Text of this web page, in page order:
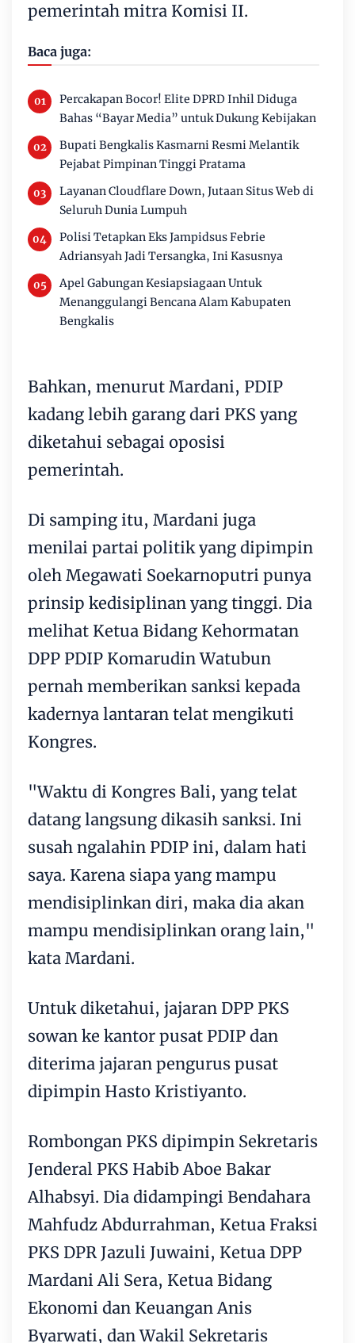
pemerintah mitra Komisi II.
Baca juga:
Percakapan Bocor! Elite DPRD Inhil Diduga
Bahas “Bayar Media” untuk Dukung Kebijakan
Bupati Bengkalis Kasmarni Resmi Melantik
Pejabat Pimpinan Tinggi Pratama
Layanan Cloudflare Down, Jutaan Situs Web di
Seluruh Dunia Lumpuh
Polisi Tetapkan Eks Jampidsus Febrie
Adriansyah Jadi Tersangka, Ini Kasusnya
Apel Gabungan Kesiapsiagaan Untuk
Menanggulangi Bencana Alam Kabupaten
Bengkalis
Bahkan, menurut Mardani, PDIP
kadang lebih garang dari PKS yang
diketahui sebagai oposisi
pemerintah.
Di samping itu, Mardani juga
menilai partai politik yang dipimpin
oleh Megawati Soekarnoputri punya
prinsip kedisiplinan yang tinggi. Dia
melihat Ketua Bidang Kehormatan
DPP PDIP Komarudin Watubun
pernah memberikan sanksi kepada
kadernya lantaran telat mengikuti
Kongres.
"Waktu di Kongres Bali, yang telat
datang langsung dikasih sanksi. Ini
susah ngalahin PDIP ini, dalam hati
saya. Karena siapa yang mampu
mendisiplinkan diri, maka dia akan
mampu mendisiplinkan orang lain,"
kata Mardani.
Untuk diketahui, jajaran DPP PKS
sowan ke kantor pusat PDIP dan
diterima jajaran pengurus pusat
dipimpin Hasto Kristiyanto.
Rombongan PKS dipimpin Sekretaris
Jenderal PKS Habib Aboe Bakar
Alhabsyi. Dia didampingi Bendahara
Mahfudz Abdurrahman, Ketua Fraksi
PKS DPR Jazuli Juwaini, Ketua DPP
Mardani Ali Sera, Ketua Bidang
Ekonomi dan Keuangan Anis
Byarwati, dan Wakil Sekretaris